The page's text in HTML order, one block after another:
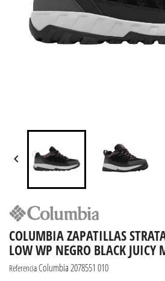

COLUMBIA ZAPATILLAS
LOW WP NEGRO BLACK JUICY
Referencia Columbia 2078551 010